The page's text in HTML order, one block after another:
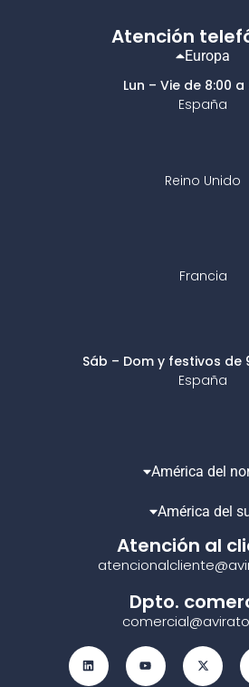
Atención
Europa
Lun – Vie de 8:00 a
España
Reino Unido
Francia
Sáb – Dom y festivos de
España
América del
América del
Atención al
Dpto.